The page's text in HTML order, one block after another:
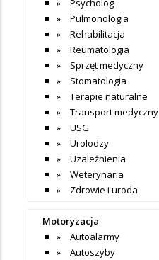
Psycholog
Pulmonologia
Rehabilitacja
Reumatologia
Sprzęt medyczny
Stomatologia
Terapie naturalne
Transport medyczny
USG
Urolodzy
Uzależnienia
Weterynaria
Zdrowie i uroda
Motoryzacja
Autoalarmy
Autoszyby